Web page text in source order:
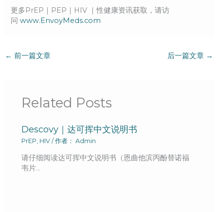
更多PrEP｜PEP｜HIV ｜性健康资讯获取，请访
问www.EnvoyMeds.com
← 前一篇文章 后一篇文章 →
Related Posts
Descovy｜达可挥中文说明书
PrEP, HIV / 作者： Admin
请仔细阅读达可挥中文说明书（恩曲他滨丙酚替诺福
韦片…